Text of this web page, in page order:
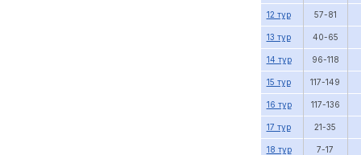
12 тур 57-81
13 тур 40-65
14 тур 96-118
15 тур 117-149
16 тур 117-136
17 тур 21-35
18 тур 7-17